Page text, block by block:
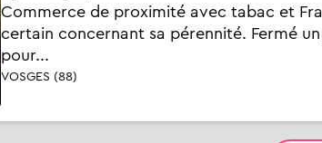
Commerce de proximité avec tabac et
certain concernant sa pérennité. Fermé
pour...
VOSGES (88)